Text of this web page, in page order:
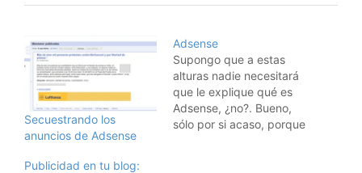
Secuestrando los
anuncios de Adsense
Adsense
Supongo que a estas
alturas nadie necesitará
que le explique qué es
Adsense, ¿no?. Bueno,
sólo por si acaso, porque
Publicidad en tu blog: